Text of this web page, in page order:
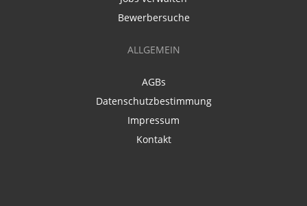
Bewerbersuche
ALLGEMEIN
AGBs
Datenschutzbestimmung
Impressum
Kontakt